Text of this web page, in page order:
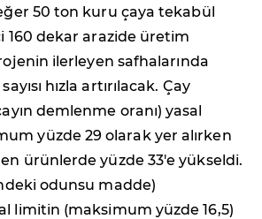
50 ton kuru çaya tekabül
160 dekar arazide üretim
ilerleyen safhalarında
hızla artırılacak. Çay
demlenme oranı) yasal
yüzde 29 olarak yer alırken
ürünlerde yüzde 33'e yükseldi.
odunsu madde)
limitin (maksimum yüzde 16,5)